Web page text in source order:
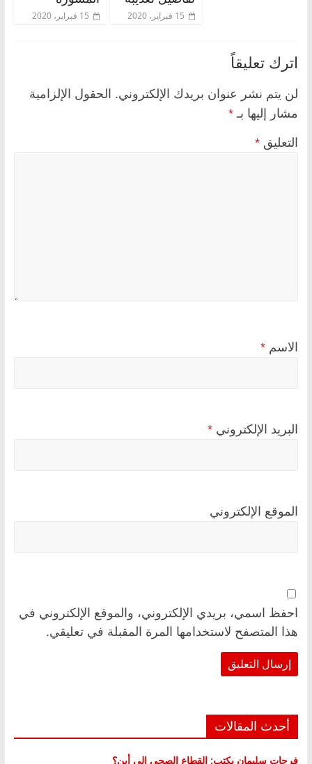
15 فبراير، 2020 15 فبراير، 2020
اترك تعليقاً
لن يتم نشر عنوان بريدك الإلكتروني. الحقول الإلزامية
مشار إليها بـ *
التعليق *
الاسم *
البريد الإلكتروني *
الموقع الإلكتروني
احفظ اسمي، بريدي الإلكتروني، والموقع الإلكتروني في
هذا المتصفح لاستخدامها المرة المقبلة في تعليقي.
أحدث المقالات
فرحات سليمان يكتب: القطاع الصحي إلى أين؟